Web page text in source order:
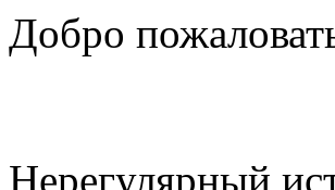
Добро
Нерегулярный